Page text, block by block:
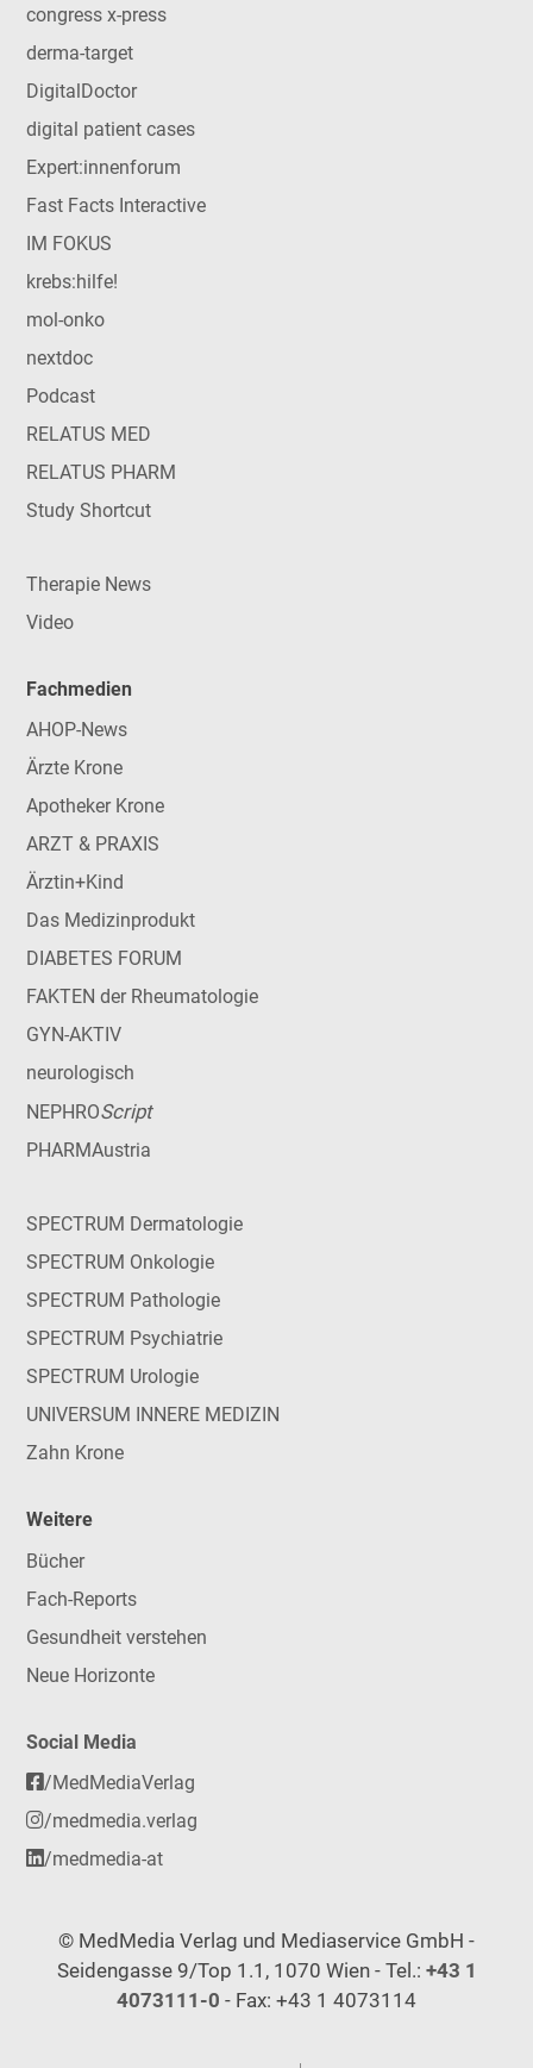
congress x-press
derma-target
DigitalDoctor
digital patient cases
Expert:innenforum
Fast Facts Interactive
IM FOKUS
krebs:hilfe!
mol-onko
nextdoc
Podcast
RELATUS MED
RELATUS PHARM
Study Shortcut
Therapie News
Video
Fachmedien
AHOP-News
Ärzte Krone
Apotheker Krone
ARZT & PRAXIS
Ärztin+Kind
Das Medizinprodukt
DIABETES FORUM
FAKTEN der Rheumatologie
GYN-AKTIV
neurologisch
NEPHROScript
PHARMAustria
SPECTRUM Dermatologie
SPECTRUM Onkologie
SPECTRUM Pathologie
SPECTRUM Psychiatrie
SPECTRUM Urologie
UNIVERSUM INNERE MEDIZIN
Zahn Krone
Weitere
Bücher
Fach-Reports
Gesundheit verstehen
Neue Horizonte
Social Media
/MedMediaVerlag
/medmedia.verlag
/medmedia-at
© MedMedia Verlag und Mediaservice GmbH -
Seidengasse 9/Top 1.1, 1070 Wien - Tel.: +43 1
4073111-0 - Fax: +43 1 4073114